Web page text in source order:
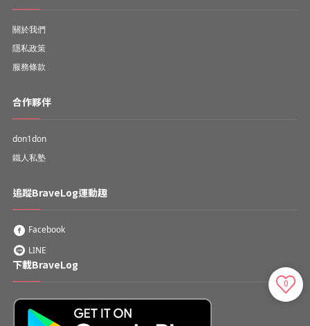
0
關於我們
隱私政策
服務條款
合作夥伴
don1don
鐵人私塾
追蹤BraveLog運動趣
Facebook
LINE
下載BraveLog